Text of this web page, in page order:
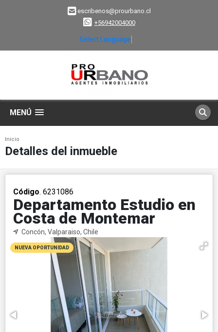
escribenos@prourbano.cl
+56942004000
Select Language
MENÚ
Inicio
Detalles del inmueble
Código. 6231086
Departamento Estudio en
Costa de Montemar
Concón, Valparaiso, Chile
NUEVA OPORTUNIDAD